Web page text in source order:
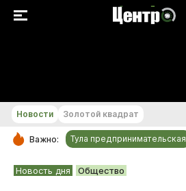
РУБРИКИ
Новости Золотой квадрат
Важно: Тула предпринимательская
Новость дня Общество